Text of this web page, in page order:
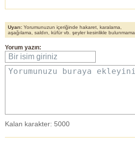
Uyarı: Yorumunuzun içeriğinde hakaret, karalama,
aşağılama, saldırı, küfür vb. şeyler kesinlikle
Yorum yazın:
Bir isim giriniz
Yorumunuzu buraya
Kalan karakter: 5000